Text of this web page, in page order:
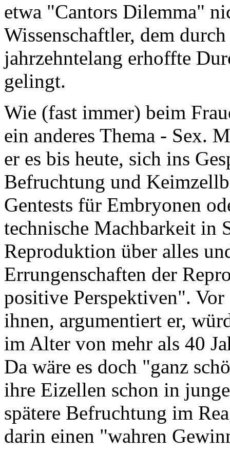
etwa "Cantors Dilemma"
Wissenschaftler, dem
jahrzehntelang erhoffte
gelingt.
Wie (fast immer) beim
ein anderes Thema - Sex.
er es bis heute, sich ins
Befruchtung und
Gentests für Embryonen
technische Machbarkeit in
Reproduktion über alles
Errungenschaften der
positive Perspektiven".
ihnen, argumentiert er,
im Alter von mehr als 40
Da wäre es doch "ganz
ihre Eizellen schon in
spätere Befruchtung im
darin einen "wahren